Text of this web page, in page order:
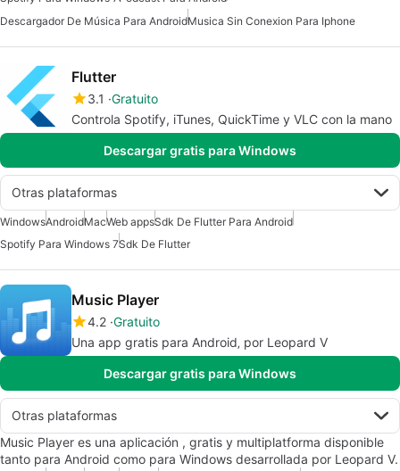
Descargador De Música Para AndroidMusica Sin Conexion Para Iphone
Flutter
3.1 Gratuito
Controla Spotify, iTunes, QuickTime y VLC con la mano
Descargar gratis para Windows
Otras plataformas
WindowsAndroidMacWeb appsSdk De Flutter Para Android
Spotify Para Windows 7Sdk De Flutter
Music Player
4.2 Gratuito
Una app gratis para Android‚ por Leopard V
Descargar gratis para Windows
Otras plataformas
Music Player es una aplicación , gratis y multiplatforma disponible
tanto para Android como para Windows desarrollada por Leopard V.